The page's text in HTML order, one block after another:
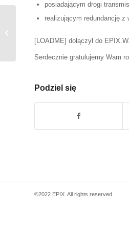
posiadającym drogi
realizującym redundancję z
[LOADME] dołączył do
Serdecznie gratulujemy Wam
Podziel się
©2022 EPIX. All rights reserved.
19 – [ID: 2017108]